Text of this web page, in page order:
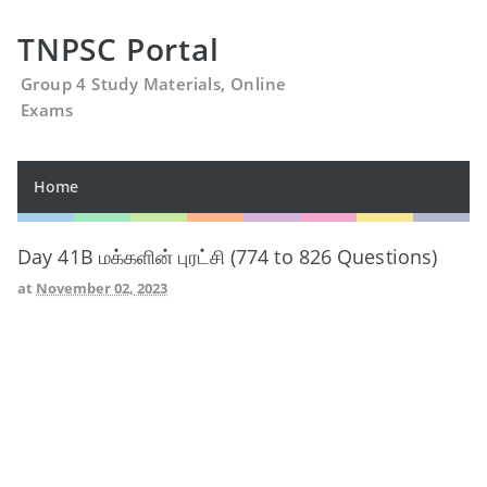
TNPSC Portal
Group 4 Study Materials, Online
Exams
Home
Day 41B மக்களின் புரட்சி (774 to 826 Questions)
at November 02, 2023